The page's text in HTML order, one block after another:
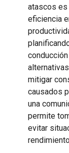
atascos es
eficiencia
mitigar
causados
una
permite
evitar